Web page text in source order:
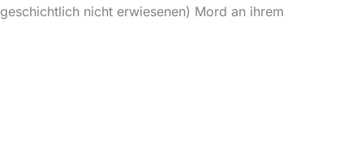
nicht erwiesenen) Mord an ihrem